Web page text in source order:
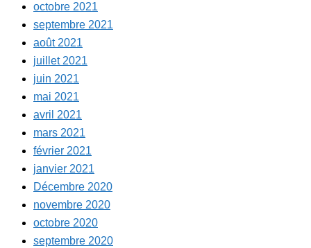
octobre 2021
septembre 2021
août 2021
juillet 2021
juin 2021
mai 2021
avril 2021
mars 2021
février 2021
janvier 2021
Décembre 2020
novembre 2020
octobre 2020
septembre 2020